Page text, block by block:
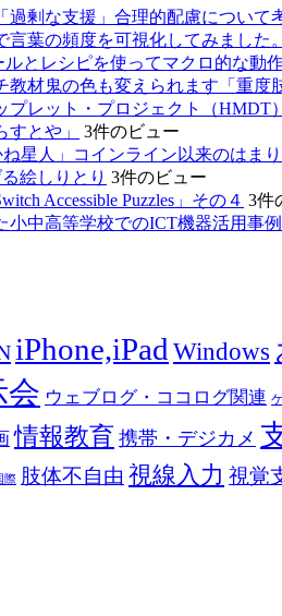
過剰な支援」合理的配慮について
葉の頻度を可視化してみました。
ルとレシピを使ってマクロ的な動
教材鬼の色も変えられます「重度
レット・プロジェクト（HMDT
とや」
3件のビュー
星人」コインライン以来のはま
絵しりとり 3件のビュー
Accessible Puzzles」その４ 3件
小中高等学校でのICT機器活用事
iPhone,iPad Windows
会 ウェブログ・ココログ関連
情報教育 携帯・デジカメ
際 肢体不自由 視線入力 視覚